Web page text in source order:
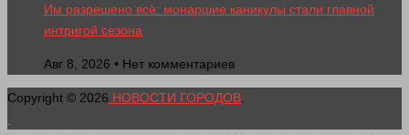
Им разрешено всё: монаршие каникулы стали главной
интригой сезона
Авг 8, 2026 • Нет комментариев
Copyright © 2026 НОВОСТИ ГОРОДОВ